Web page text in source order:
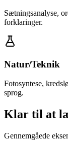
Sætningsanalyse,
forklaringer.
Natur/Teknik
Fotosyntese,
sprog.
Klar til at
Gennemgåede